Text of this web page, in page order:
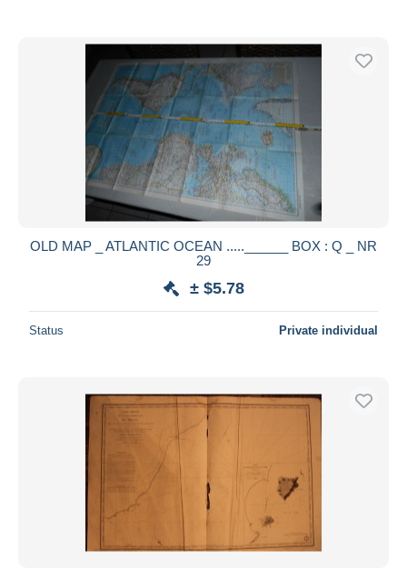
OLD MAP _ ATLANTIC OCEAN .....______ BOX : Q _ NR
29
± $5.78
Status Private individual